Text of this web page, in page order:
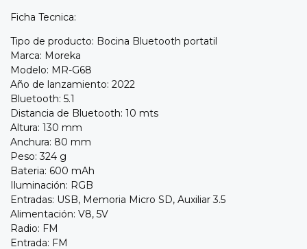
Ficha Tecnica:
Tipo de producto: Bocina Bluetooth portatil
Marca: Moreka
Modelo: MR-G68
Año de lanzamiento: 2022
Bluetooth: 5.1
Distancia de Bluetooth: 10 mts
Altura: 130 mm
Anchura: 80 mm
Peso: 324 g
Bateria: 600 mAh
Iluminación: RGB
Entradas: USB, Memoria Micro SD, Auxiliar 3.5
Alimentación: V8, 5V
Radio: FM
Entrada: FM